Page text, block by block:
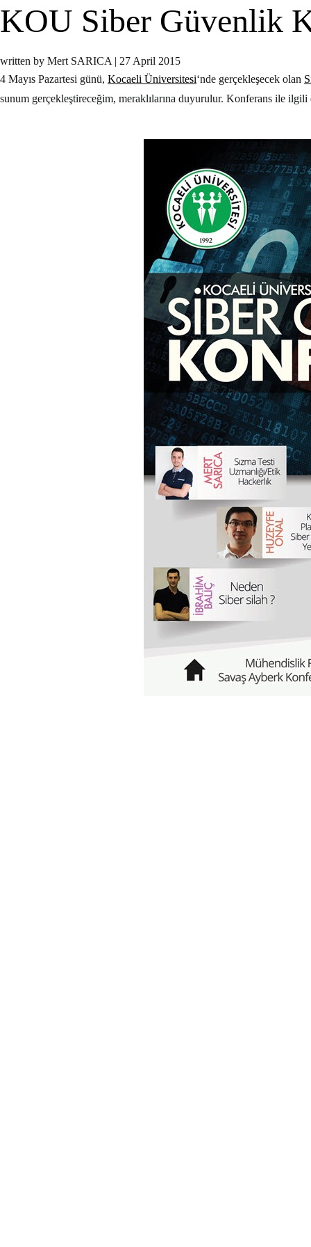
KOU Siber Güvenlik
written by Mert SARICA | 27 April 2015
4 Mayıs Pazartesi günü, Kocaeli Üniversitesi‘nde gerçekleşecek olan
sunum gerçekleştireceğim, meraklılarına duyurulur. Konferans ile